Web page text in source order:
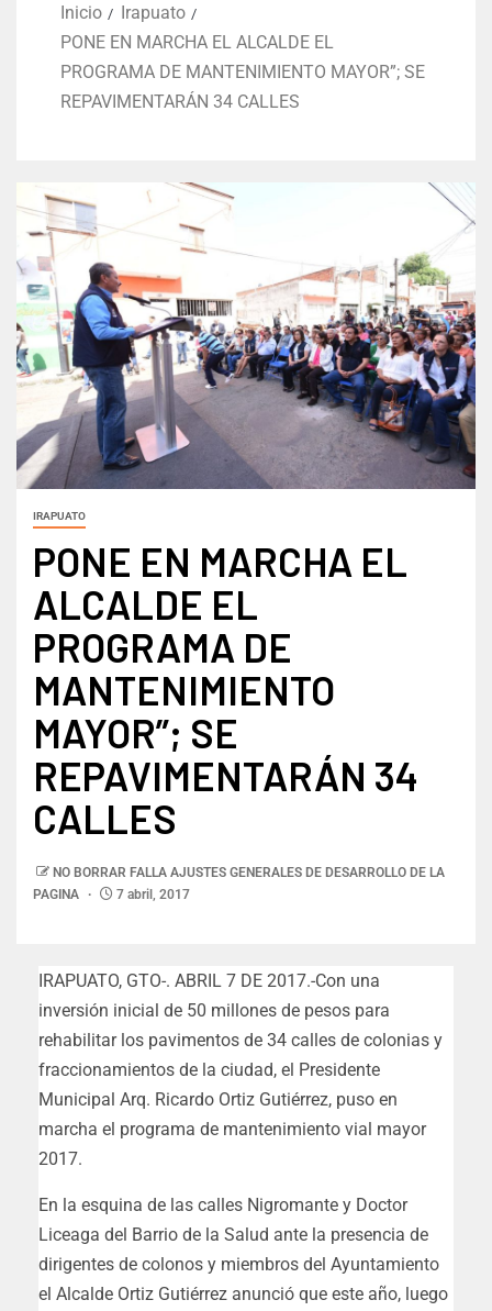
Inicio
Irapuato
PONE EN MARCHA EL ALCALDE EL
PROGRAMA DE MANTENIMIENTO MAYOR”; SE
REPAVIMENTARÁN 34 CALLES
IRAPUATO
PONE EN MARCHA EL
ALCALDE EL
PROGRAMA DE
MANTENIMIENTO
MAYOR”; SE
REPAVIMENTARÁN 34
CALLES
NO BORRAR FALLA AJUSTES GENERALES DE DESARROLLO DE LA
PAGINA
7 abril, 2017
IRAPUATO, GTO-. ABRIL 7 DE 2017.-Con una
inversión inicial de 50 millones de pesos para
rehabilitar los pavimentos de 34 calles de colonias y
fraccionamientos de la ciudad, el Presidente
Municipal Arq. Ricardo Ortiz Gutiérrez, puso en
marcha el programa de mantenimiento vial mayor
2017.
En la esquina de las calles Nigromante y Doctor
Liceaga del Barrio de la Salud ante la presencia de
dirigentes de colonos y miembros del Ayuntamiento
el Alcalde Ortiz Gutiérrez anunció que este año, luego